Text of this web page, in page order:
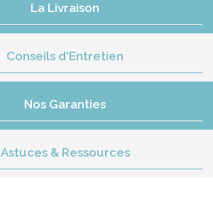
La Livraison
Conseils d'Entretien
Nos Garanties
Astuces & Ressources